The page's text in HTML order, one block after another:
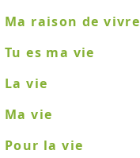
Ma raison de vivre
Tu es ma vie
La vie
Ma vie
Pour la vie